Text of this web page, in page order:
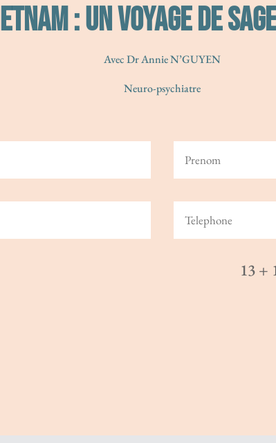
: un voyage de
Avec Dr Annie N’GUYEN
Neuro-psychiatre
13 +